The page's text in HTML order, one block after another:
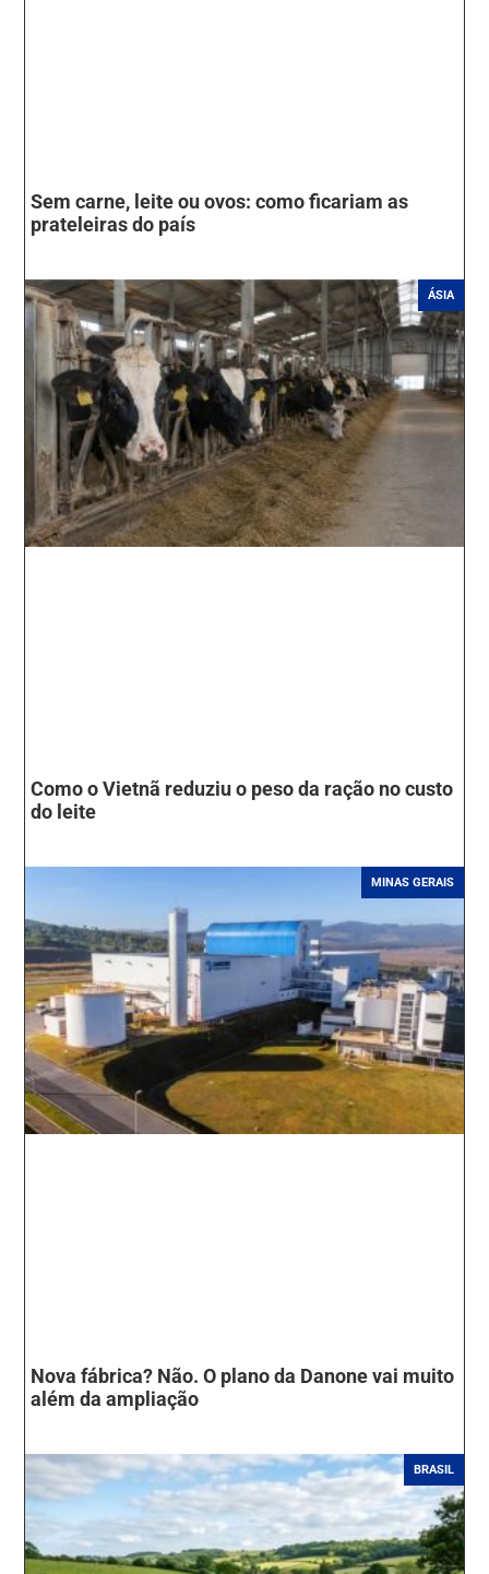
Sem carne, leite ou ovos: como ficariam as
prateleiras do país
ÁSIA
Como o Vietnã reduziu o peso da ração no custo
do leite
MINAS GERAIS
Nova fábrica? Não. O plano da Danone vai muito
além da ampliação
BRASIL